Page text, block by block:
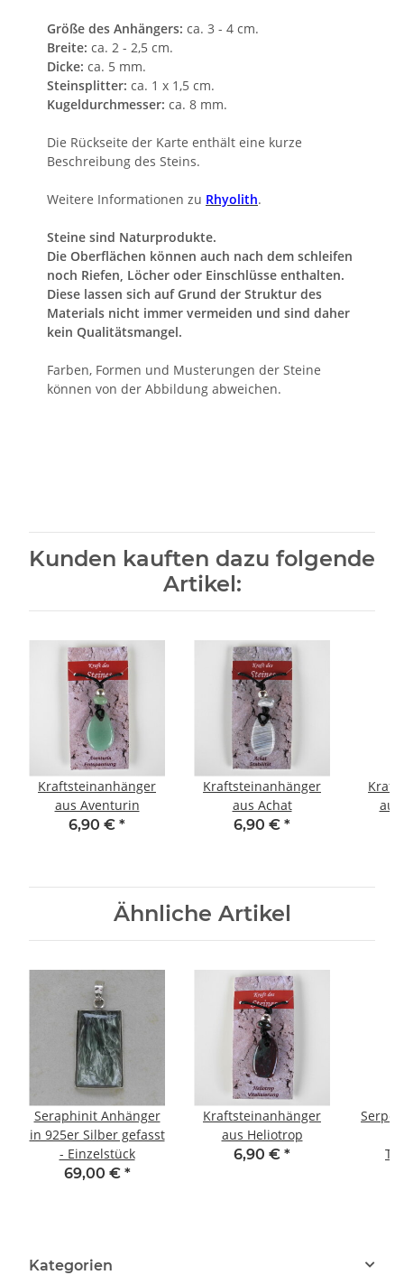
Größe des Anhängers: ca. 3 - 4 cm.
Breite: ca. 2 - 2,5 cm.
Dicke: ca. 5 mm.
Steinsplitter: ca. 1 x 1,5 cm.
Kugeldurchmesser: ca. 8 mm.
Die Rückseite der Karte enthält eine kurze
Beschreibung des Steins.
Weitere Informationen zu Rhyolith.
Steine sind Naturprodukte.
Die Oberflächen können auch nach dem schleifen
noch Riefen, Löcher oder Einschlüsse enthalten.
Diese lassen sich auf Grund der Struktur des
Materials nicht immer vermeiden und sind daher
kein Qualitätsmangel.
Farben, Formen und Musterungen der Steine
können von der Abbildung abweichen.
Kunden kauften dazu folgende
Artikel:
Kraftsteinanhänger
aus Aventurin
6,90 € *
Kraftsteinanhänger
aus Achat
6,90 € *
Ähnliche Artikel
Seraphinit Anhänger
in 925er Silber gefasst
- Einzelstück
69,00 € *
Kraftsteinanhänger
aus Heliotrop
6,90 € *
Kategorien